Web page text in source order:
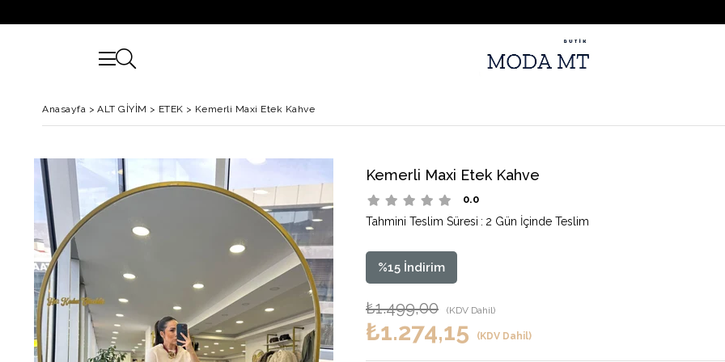
Anasayfa > ALT GİYİM > ETEK > Kemerli Maxi Etek Kahve
Kemerli Maxi Etek Kahve
0.0
Tahmini Teslim Süresi : 2 Gün İçinde Teslim
%15 İndirim
₺1.499,00 (KDV Dahil)
₺1.274,15 (KDV Dahil)